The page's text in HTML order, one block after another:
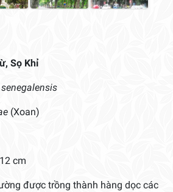
Sọ Khỉ
(Xoan)
cm
được trồng thành hàng dọc các